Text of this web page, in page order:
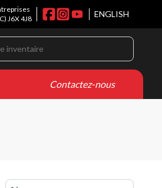
J6X 4J8 ENGLISH
Contactez-nous